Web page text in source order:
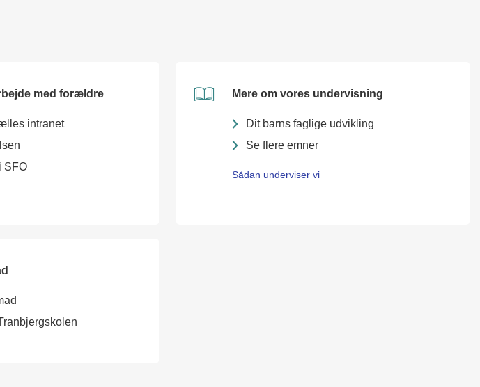
med forældre
intranet
SFO
Mere om vores undervisning
Dit barns faglige udvikling
Se flere emner
Sådan underviser vi